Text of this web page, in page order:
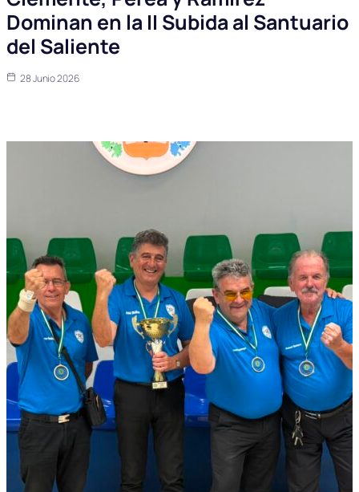
Dominan en la II Subida al Santuario
del Saliente
28 Junio 2026